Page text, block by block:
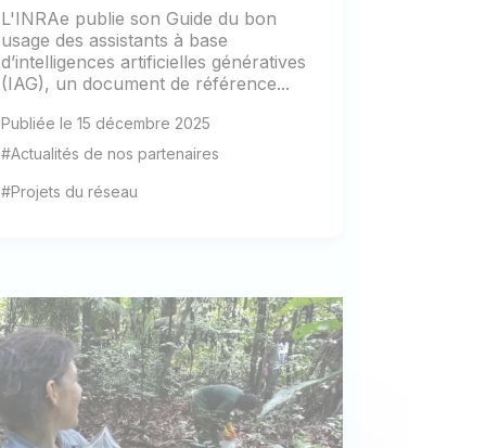
L'INRAe publie son Guide du bon
usage des assistants à base
d’intelligences artificielles génératives
(IAG), un document de référence...
Publiée le 15 décembre 2025
#Actualités de nos partenaires
#Projets du réseau